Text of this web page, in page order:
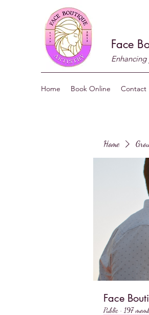
Face
Home Book Online Contact
Home
Face
Public · 197